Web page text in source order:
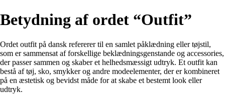
Betydning af ordet “Outfit”
Ordet outfit på dansk refererer til en samlet påklædning eller tøjstil,
som er sammensat af forskellige beklædningsgenstande og accessories,
der passer sammen og skaber et helhedsmæssigt udtryk. Et outfit kan
bestå af tøj, sko, smykker og andre modeelementer, der er kombineret
på en æstetisk og bevidst måde for at skabe et bestemt look eller
udtryk.